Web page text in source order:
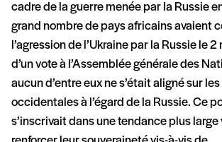
cadre de la guerre menée par la Russie
grand nombre de pays africains avaient
l’agression de l’Ukraine par la Russie le
d’un vote à l’Assemblée générale des
aucun d’entre eux ne s’était aligné sur
occidentales à l’égard de la Russie. Ce
s’inscrivait dans une tendance plus large